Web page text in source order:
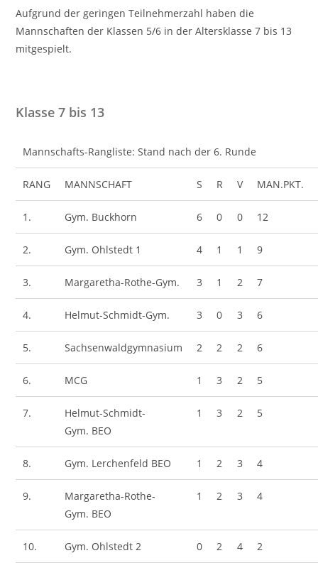
Aufgrund der geringen Teilnehmerzahl haben die
Mannschaften der Klassen 5/6 in der Altersklasse 7 bis 13
mitgespielt.
Klasse 7 bis 13
Mannschafts-Rangliste: Stand nach der 6. Runde
RANG MANNSCHAFT S R V MAN.PKT.
1. Gym. Buckhorn 6 0 0 12
2. Gym. Ohlstedt 1 4 1 1 9
3. Margaretha-Rothe-Gym. 3 1 2 7
4. Helmut-Schmidt-Gym. 3 0 3 6
5. Sachsenwaldgymnasium 2 2 2 6
6. MCG 1 3 2 5
7.
Helmut-Schmidt-
Gym. BEO
1 3 2 5
8. Gym. Lerchenfeld BEO 1 2 3 4
9.
Margaretha-Rothe-
Gym. BEO
1 2 3 4
10. Gym. Ohlstedt 2 0 2 4 2